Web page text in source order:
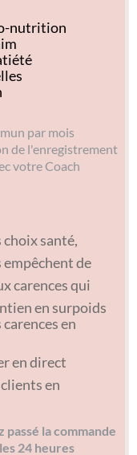
nutrition
par mois
de l'enregistrement
votre Coach
santé,
de
carences qui
en surpoids
en
en direct
en
passé la commande
24 heures